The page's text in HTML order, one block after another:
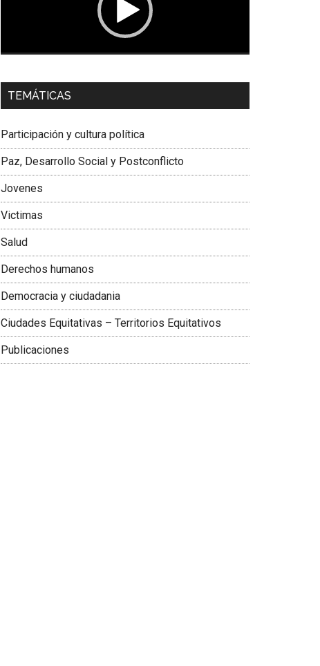
Dra. Carolina Corcho Mejía,
Latinoamericana Sur, Vicepresidenta Federación
TEMÁTICAS
Participación y cultura política
Paz, Desarrollo Social y Postconflicto
Jovenes
Victimas
Salud
Derechos humanos
Democracia y ciudadania
Ciudades Equitativas – Territorios Equitativos
Publicaciones